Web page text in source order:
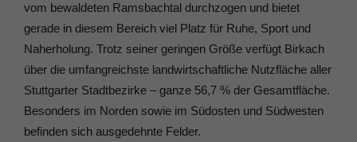
vom bewaldeten Ramsbachtal durchzogen und bietet
gerade in diesem Bereich viel Platz für Ruhe, Sport und
Naherholung. Trotz seiner geringen Größe verfügt Birkach
über die umfangreichste landwirtschaftliche Nutzfläche aller
Stuttgarter Stadtbezirke – ganze 56,7 % der Gesamtfläche.
Besonders im Norden sowie im Südosten und Südwesten
befinden sich ausgedehnte Felder.